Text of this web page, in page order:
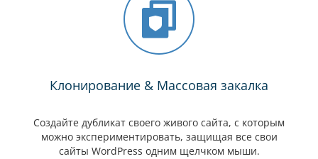
Клонирование & Массовая закалка
Создайте дубликат своего живого сайта, с которым
можно экспериментировать, защищая все свои
сайты WordPress одним щелчком мыши.